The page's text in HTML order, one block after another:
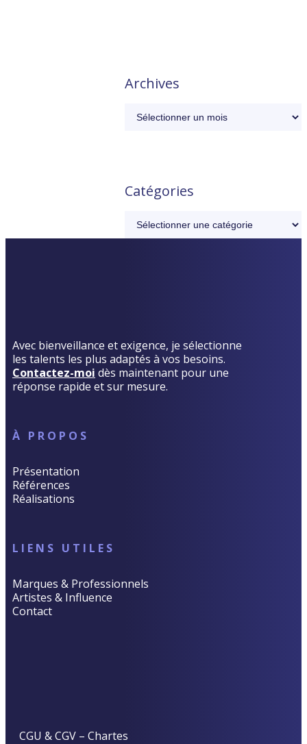
Archives
Catégories
Avec bienveillance et exigence, je sélectionne
les talents les plus adaptés à vos besoins.
Contactez-moi dès maintenant pour une
réponse rapide et sur mesure.
À PROPOS
Présentation
Références
Réalisations
LIENS UTILES
Marques & Professionnels
Artistes & Influence
Contact
CGU & CGV – Chartes